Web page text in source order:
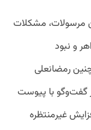
مرسولات، مشکلات
و نبود
رمضانعلی
با پیوست
غیرمنتظره